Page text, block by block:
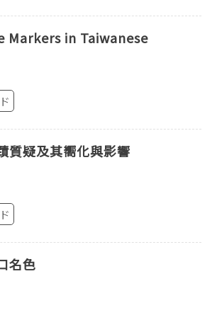
Markers in Taiwanese
質疑及其嚮化與影響
名色